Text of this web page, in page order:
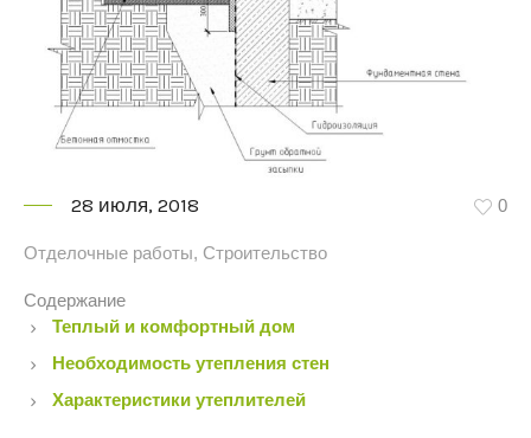
28 июля, 2018 0
Отделочные работы, Строительство
Содержание
Теплый и комфортный дом
Необходимость утепления стен
Характеристики утеплителей